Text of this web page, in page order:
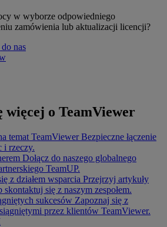
w wyborze odpowiedniego
zamówienia lub aktualizacji licencji?
nas
więcej o TeamViewer
temat TeamViewer Bezpieczne łączenie
i rzeczy.
Dołącz do naszego globalnego
TeamUP.
z działem wsparcia Przejrzyj artykuły
skontaktuj się z naszym zespołem.
sukcesów Zapoznaj się z
przez klientów TeamViewer.